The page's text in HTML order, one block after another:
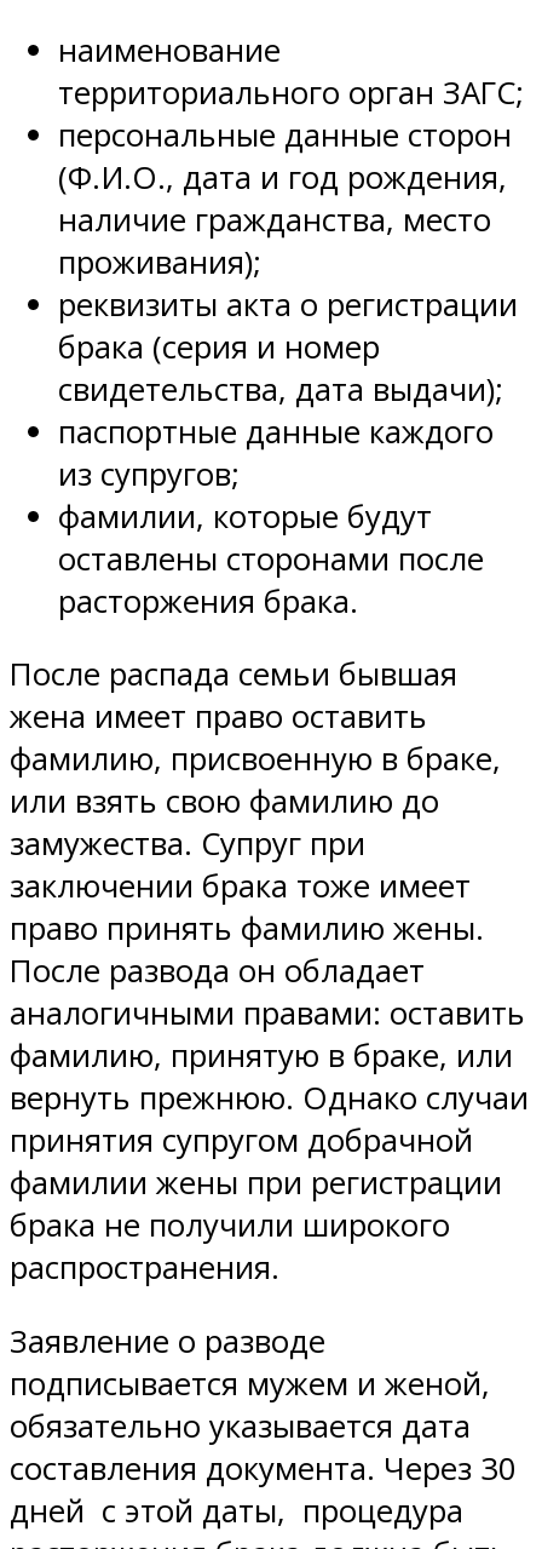
наименование
территориального орган ЗАГС;
персональные данные сторон
(Ф.И.О., дата и год рождения,
наличие гражданства, место
проживания);
реквизиты акта о регистрации
брака (серия и номер
свидетельства, дата выдачи);
паспортные данные каждого
из супругов;
фамилии, которые будут
оставлены сторонами после
расторжения брака.
После распада семьи бывшая
жена имеет право оставить
фамилию, присвоенную в браке,
или взять свою фамилию до
замужества. Супруг при
заключении брака тоже имеет
право принять фамилию жены.
После развода он обладает
аналогичными правами: оставить
фамилию, принятую в браке, или
вернуть прежнюю. Однако случаи
принятия супругом добрачной
фамилии жены при регистрации
брака не получили широкого
распространения.
Заявление о разводе
подписывается мужем и женой,
обязательно указывается дата
составления документа. Через 30
дней с этой даты, процедура